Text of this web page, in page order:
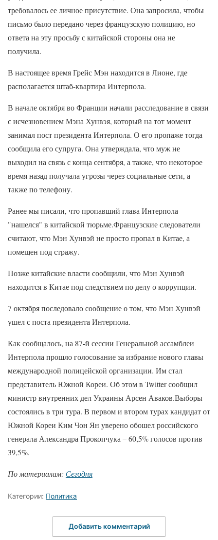
требовалось ее личное присутствие. Она запросила, чтобы
письмо было передано через французскую полицию, но
ответа на эту просьбу с китайской стороны она не
получила.
В настоящее время Грейс Мэн находится в Лионе, где
располагается штаб-квартира Интерпола.
В начале октября во Франции начали расследование в связи
с исчезновением Мэна Хунвэя, который на тот момент
занимал пост президента Интерпола. О его пропаже тогда
сообщила его супруга. Она утверждала, что муж не
выходил на связь с конца сентября, а также, что некоторое
время назад получала угрозы через социальные сети, а
также по телефону.
Ранее мы писали, что пропавший глава Интерпола
"нашелся" в китайской тюрьме.Французские следователи
считают, что Мэн Хунвэй не просто пропал в Китае, а
помещен под стражу.
Позже китайские власти сообщили, что Мэн Хунвэй
находится в Китае под следствием по делу о коррупции.
7 октября последовало сообщение о том, что Мэн Хунвэй
ушел с поста президента Интерпола.
Как сообщалось, на 87-й сессии Генеральной ассамблеи
Интерпола прошло голосование за избрание нового главы
международной полицейской организации. Им стал
представитель Южной Кореи. Об этом в Twitter сообщил
министр внутренних дел Украины Арсен Аваков.Выборы
состоялись в три тура. В первом и втором турах кандидат от
Южной Кореи Ким Чон Ян уверено обошел российского
генерала Александра Прокопчука – 60,5% голосов против
39,5%.
По материалам: Сегодня
Категории: Политика
Добавить комментарий